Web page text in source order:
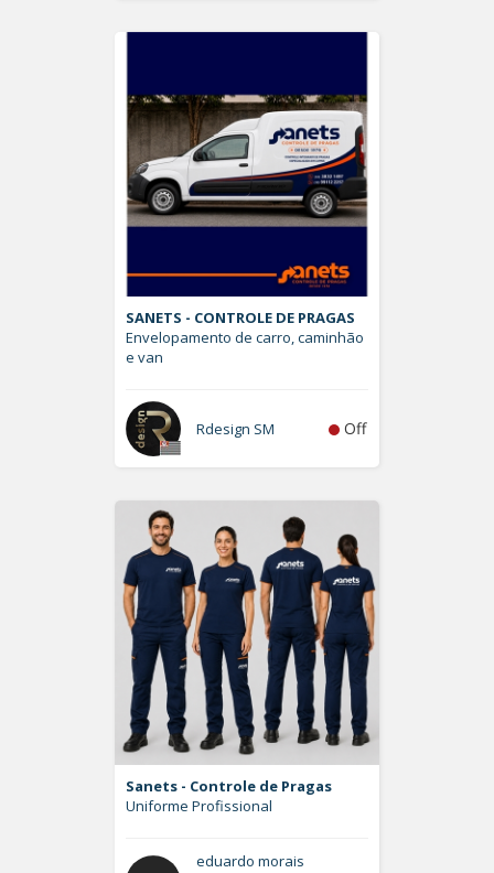
SANETS - CONTROLE DE PRAGAS
Envelopamento de carro, caminhão
e van
Rdesign SM Off
Sanets - Controle de Pragas
Uniforme Profissional
eduardo morais